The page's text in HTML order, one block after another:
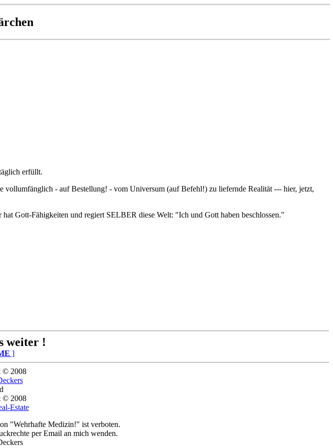
erfüllt.
vollumfänglich - auf Bestellung! - vom Universum (auf Befehl!) zu liefernde Realität --- hier, jetzt,
Gott-Fähigkeiten und regiert SELBER diese Welt: "Ich und Gott haben beschlossen."
weiter !
]
© 2008
© 2008
Estate
"Wehrhafte Medizin!" ist verboten.
per Email an mich wenden.